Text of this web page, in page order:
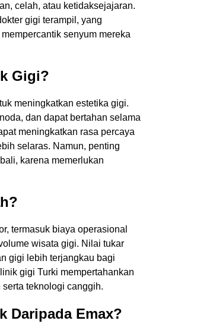
celah, atau ketidaksejajaran.
gigi terampil, yang
senyum mereka
Gigi?
meningkatkan estetika gigi.
dan dapat bertahan selama
meningkatkan rasa percaya
selaras. Namun, penting
karena memerlukan
termasuk biaya operasional
wisata gigi. Nilai tukar
gigi lebih terjangkau bagi
gigi Turki mempertahankan
teknologi canggih.
Daripada Emax?
Hubungi Kami
Anda
Subjek